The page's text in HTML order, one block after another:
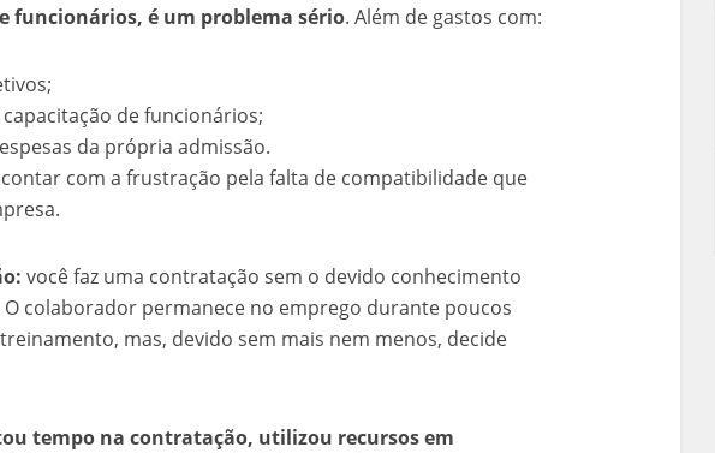
funcionários, é um problema sério. Além de gastos com:
de funcionários;
da própria admissão.
com a frustração pela falta de compatibilidade que
você faz uma contratação sem o devido conhecimento
O colaborador permanece no emprego durante poucos
mas, devido sem mais nem menos, decide
tempo na contratação, utilizou recursos em